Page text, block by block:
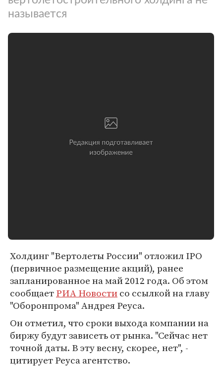
называется
Холдинг "Вертолеты России" отложил IPO
(первичное размещение акций), ранее
запланированное на май 2012 года. Об этом
сообщаетРИА Новостисо ссылкой на главу
"Оборонпрома" Андрея Реуса.
Он отметил, что сроки выхода компании на
биржу будут зависеть от рынка. "Сейчас нет
точной даты. В эту весну, скорее, нет", -
цитирует Реуса агентство.